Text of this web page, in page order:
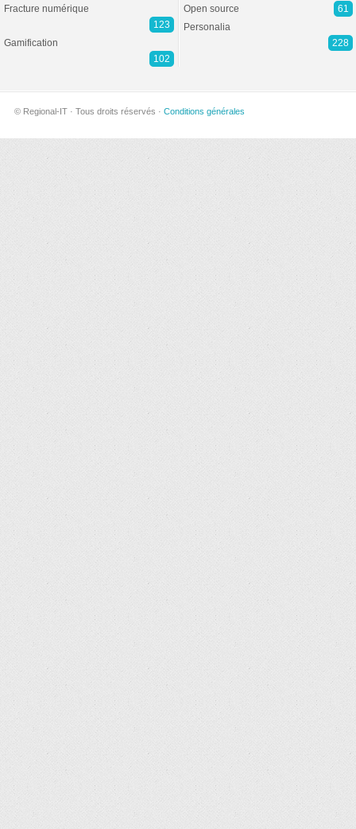
Fracture numérique
123
Gamification
102
Open source
61
Personalia
228
© Regional-IT · Tous droits réservés · Conditions générales